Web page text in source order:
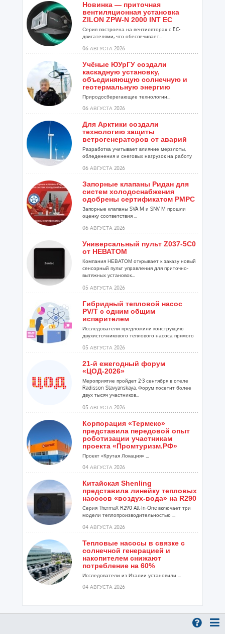
Новинка — приточная
вентиляционная установка
ZILON ZPW-N 2000 INT EC
Серия построена на вентиляторах с EC-
двигателями, что обеспечивает...
06 АВГУСТА 2026
Учёные ЮУрГУ создали
каскадную установку,
объединяющую солнечную и
геотермальную энергию
Природосберегающие технологии...
06 АВГУСТА 2026
Для Арктики создали
технологию защиты
ветрогенераторов от аварий
Разработка учитывает влияние мерзлоты,
обледенения и снеговых нагрузок на работу
06 АВГУСТА 2026
Запорные клапаны Ридан для
систем холодоснабжения
одобрены сертификатом РМРС
Запорные клапаны SVA M и SNV M прошли
оценку соответствия ...
06 АВГУСТА 2026
Универсальный пульт Z037-5C0
от НЕВАТОМ
Компания НЕВАТОМ открывает к заказу новый
сенсорный пульт управления для приточно-
вытяжных установок...
05 АВГУСТА 2026
Гибридный тепловой насос
PV/T с одним общим
испарителем
Исследователи предложили конструкцию
двухисточникового теплового насоса прямого
05 АВГУСТА 2026
21-й ежегодный форум
«ЦОД-2026»
Мероприятие пройдет 2-3 сентября в отеле
Radisson Slavyanskaya. Форум посетит более
двух тысяч участников...
05 АВГУСТА 2026
Корпорация «Термекс»
представила передовой опыт
роботизации участникам
проекта «Промтуризм.РФ»
Проект «Крутая Локация» ...
04 АВГУСТА 2026
Китайская Shenling
представила линейку тепловых
насосов «воздух-вода» на R290
Серия ThermaX R290 All-In-One включает три
модели теплопроизводительностью ...
04 АВГУСТА 2026
Тепловые насосы в связке с
солнечной генерацией и
накопителем снижают
потребление на 60%
Исследователи из Италии установили ...
04 АВГУСТА 2026